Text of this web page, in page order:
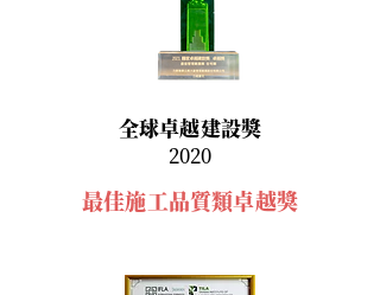
全球卓越建設獎
2020
最佳施工品質類卓越獎